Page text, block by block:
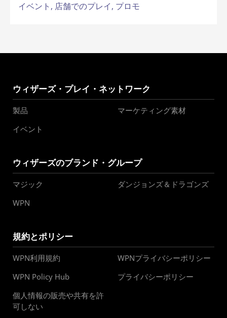
イベント, 店舗でのプレイ, プロモ
ウィザーズ・プレイ・ネットワーク
製品
マーケティング素材
イベント
ウィザーズのブランド・グループ
マジック
ダンジョンズ＆ドラゴンズ
WPN
規約とポリシー
WPN利用規約
WPNプライバシーポリシー
WPN Policy Hub
プライバシーポリシー
個人情報の販売や共有を許
可しない